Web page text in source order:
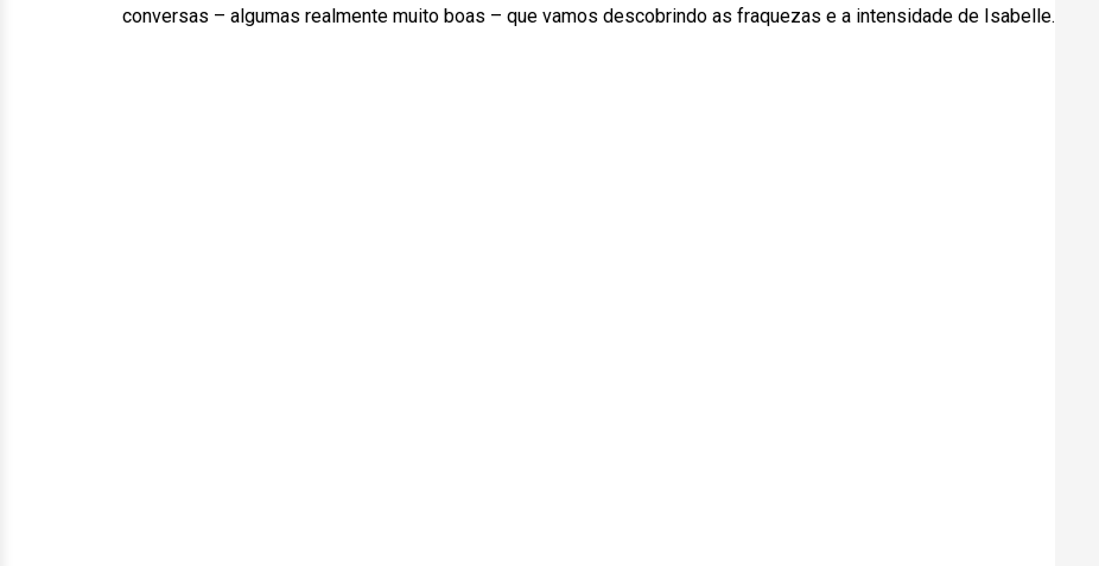
conversas – algumas realmente muito boas – que vamos descobrindo as fraquezas e a intensidade de Isabelle.